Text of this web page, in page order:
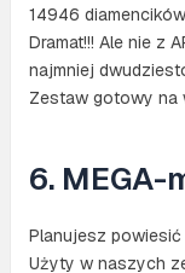
14946
Dramat!!! Ale nie z
najmniej
Zestaw gotowy na
6. MEGA-
Planujesz
Użyty w naszych